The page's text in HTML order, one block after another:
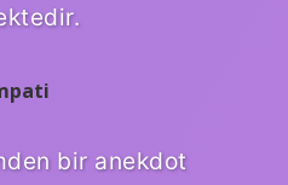
bir anekdot